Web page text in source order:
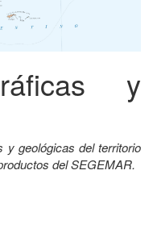
y
y geológicas del territorio
del SEGEMAR.